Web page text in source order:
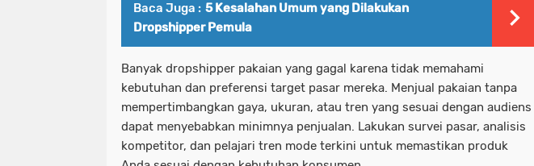
Baca Juga : 5 Kesalahan Umum yang Dilakukan
Dropshipper Pemula
Banyak dropshipper pakaian yang gagal karena tidak memahami
kebutuhan dan preferensi target pasar mereka. Menjual pakaian tanpa
mempertimbangkan gaya, ukuran, atau tren yang sesuai dengan audiens
dapat menyebabkan minimnya penjualan. Lakukan survei pasar, analisis
kompetitor, dan pelajari tren mode terkini untuk memastikan produk